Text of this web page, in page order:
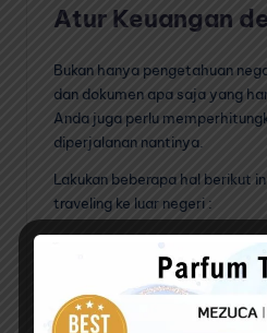
Atur Keuangan
Bukan hanya pengetahuan
dan dokumen apa saja yang
Anda juga perlu
diperjalanan nantinya.
Lakukan beberapa hal berikut
traveling ke luar negeri :
Budgeting: Buat
anggaran tersebut.
Uang Tunai dan Kartu:
mata uang lokal dalam